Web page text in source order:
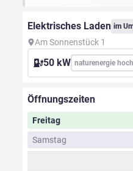
Elektrisches Laden im
Am Sonnenstück 1
50 kW naturenergie
Öffnungszeiten
Freitag
Samstag